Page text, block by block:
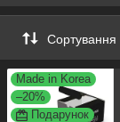
Сортування
Made in Korea
–20%
Подарунок